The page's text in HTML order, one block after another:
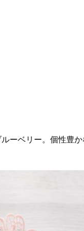
ーベリー。個性豊